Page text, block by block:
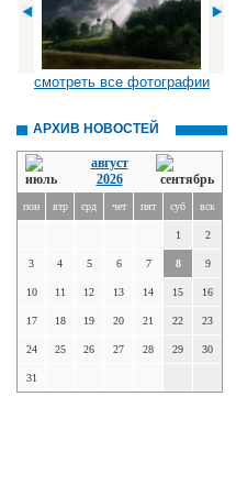
смотреть все фотографии
АРХИВ НОВОСТЕЙ
август
2026
пон втр срд чет пят суб вск
1 2
3 4 5 6 7 8 9
10 11 12 13 14 15 16
17 18 19 20 21 22 23
24 25 26 27 28 29 30
31